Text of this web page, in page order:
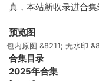
真，本站新收录进合
预览图
包内原图 &8211; 无水印
合集目录
2025年合集